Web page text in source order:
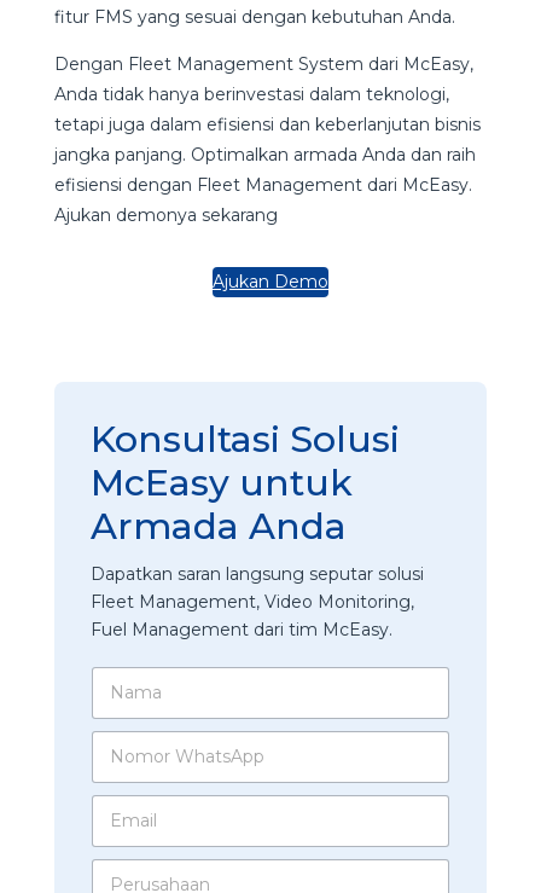
fitur FMS yang sesuai dengan kebutuhan Anda.
Dengan Fleet Management System dari McEasy,
Anda tidak hanya berinvestasi dalam teknologi,
tetapi juga dalam efisiensi dan keberlanjutan bisnis
jangka panjang. Optimalkan armada Anda dan raih
efisiensi dengan Fleet Management dari McEasy.
Ajukan demonya sekarang
Ajukan Demo
Konsultasi Solusi
McEasy untuk
Armada Anda
Dapatkan saran langsung seputar solusi
Fleet Management, Video Monitoring,
Fuel Management dari tim McEasy.
N
m
N
m
W
E
a
P